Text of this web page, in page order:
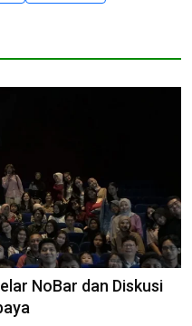
NoBar dan Diskusi